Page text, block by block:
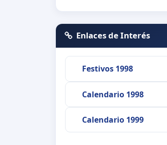
Enlaces de Interés
Festivos 1998
Calendario 1998
Calendario 1999